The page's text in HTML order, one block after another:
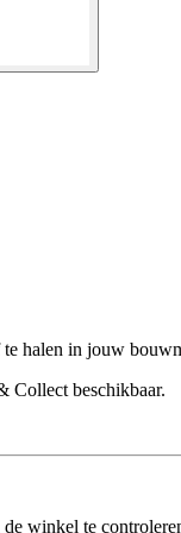
te halen in jouw
Collect beschikbaar.
winkel te